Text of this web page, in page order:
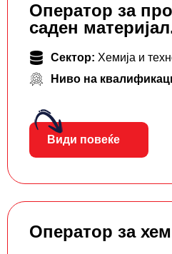
Оператор за
саден
Сектор: Хемија и
Ниво на
Види повеќе
Оператор за